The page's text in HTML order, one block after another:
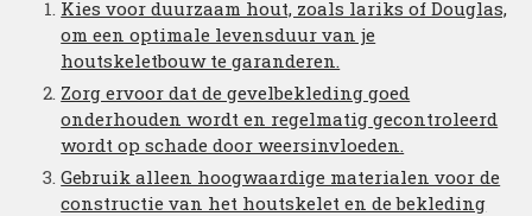
Kies voor duurzaam hout, zoals lariks of Douglas,
om een optimale levensduur van je
houtskeletbouw te garanderen.
Zorg ervoor dat de gevelbekleding goed
onderhouden wordt en regelmatig gecontroleerd
wordt op schade door weersinvloeden.
Gebruik alleen hoogwaardige materialen voor de
constructie van het houtskelet en de bekleding